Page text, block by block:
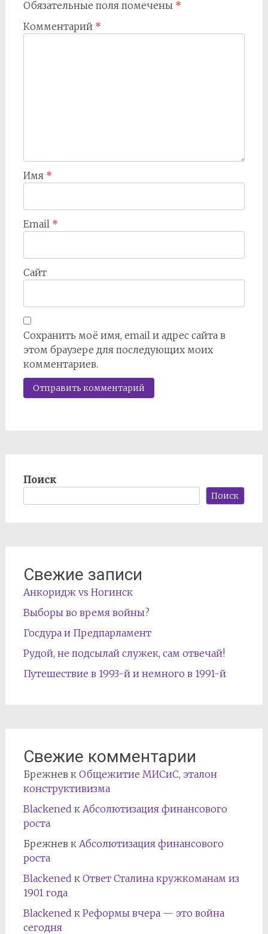
Обязательные поля помечены *
Комментарий *
Имя *
Email *
Сайт
Сохранить моё имя, email и адрес сайта в
этом браузере для последующих моих
комментариев.
Поиск
Поиск
Свежие записи
Анкоридж vs Ногинск
Выборы во время войны?
Госдура и Предпарламент
Рудой, не подсылай служек, сам отвечай!
Путешествие в 1993-й и немного в 1991-й
Свежие комментарии
Брежнев к Общежитие МИСиС, эталон
конструктивизма
Blackened к Абсолютизация финансового
роста
Брежнев к Абсолютизация финансового
роста
Blackened к Ответ Сталина кружкоманам из
1901 года
Blackened к Реформы вчера — это война
сегодня